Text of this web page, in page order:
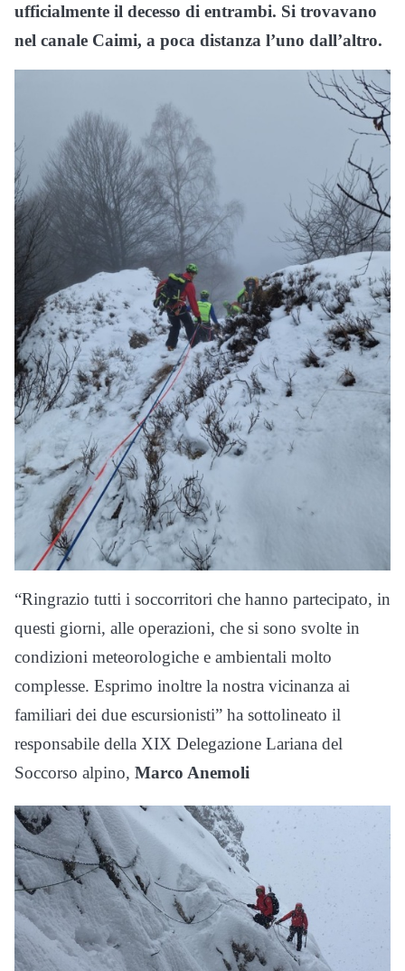
ufficialmente il decesso di entrambi. Si trovavano
nel canale Caimi, a poca distanza l’uno dall’altro.
“Ringrazio tutti i soccorritori che hanno partecipato, in
questi giorni, alle operazioni, che si sono svolte in
condizioni meteorologiche e ambientali molto
complesse. Esprimo inoltre la nostra vicinanza ai
familiari dei due escursionisti” ha sottolineato il
responsabile della XIX Delegazione Lariana del
Soccorso alpino, Marco Anemoli